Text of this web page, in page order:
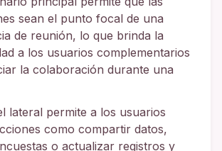
sean el punto focal de una
de reunión, lo que brinda la
a los usuarios complementarios
la colaboración durante una
lateral permite a los usuarios
como compartir datos,
o actualizar registros y